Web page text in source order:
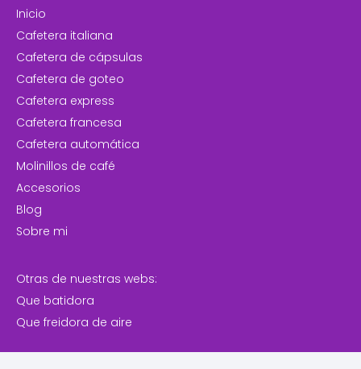
Inicio
Cafetera italiana
Cafetera de cápsulas
Cafetera de goteo
Cafetera express
Cafetera francesa
Cafetera automática
Molinillos de café
Accesorios
Blog
Sobre mi
Otras de nuestras webs:
Que batidora
Que freidora de aire